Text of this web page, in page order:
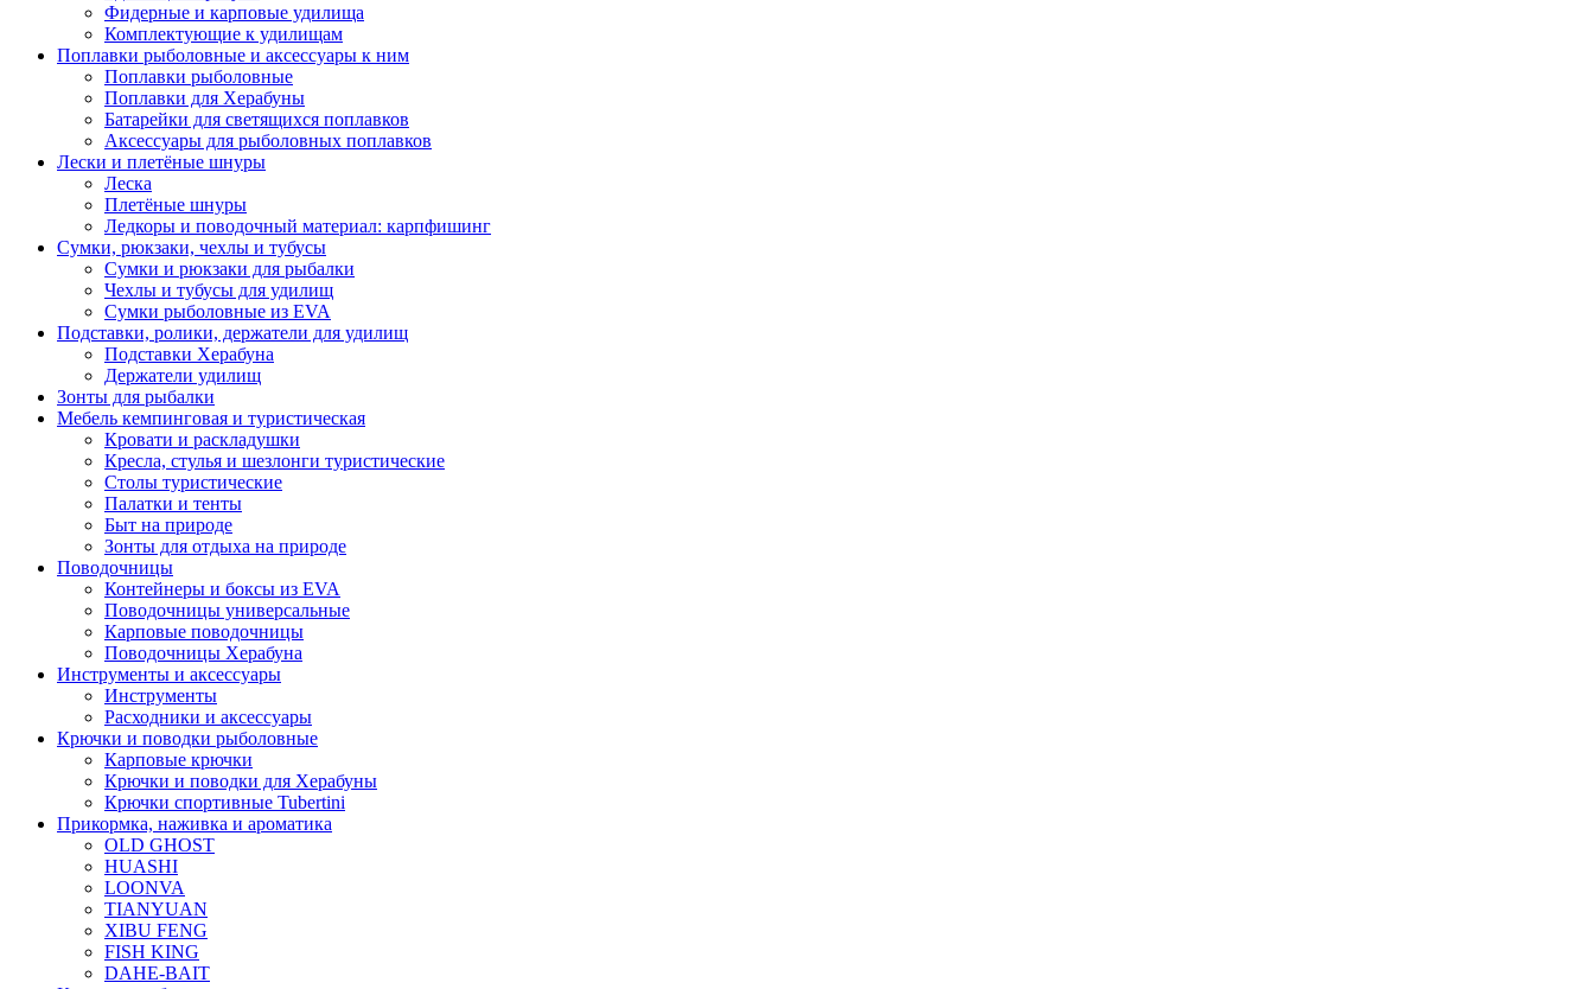
Фидерные и карповые удилища
Комплектующие к удилищам
Поплавки рыболовные и аксессуары к ним
Поплавки рыболовные
Поплавки для Херабуны
Батарейки для светящихся поплавков
Аксессуары для рыболовных поплавков
Лески и плетёные шнуры
Леска
Плетёные шнуры
Ледкоры и поводочный материал: карпфишинг
Сумки, рюкзаки, чехлы и тубусы
Сумки и рюкзаки для рыбалки
Чехлы и тубусы для удилищ
Сумки рыболовные из EVA
Подставки, ролики, держатели для удилищ
Подставки Херабуна
Держатели удилищ
Зонты для рыбалки
Мебель кемпинговая и туристическая
Кровати и раскладушки
Кресла, стулья и шезлонги туристические
Столы туристические
Палатки и тенты
Быт на природе
Зонты для отдыха на природе
Поводочницы
Контейнеры и боксы из EVA
Поводочницы универсальные
Карповые поводочницы
Поводочницы Херабуна
Инструменты и аксессуары
Инструменты
Расходники и аксессуары
Крючки и поводки рыболовные
Карповые крючки
Крючки и поводки для Херабуны
Крючки спортивные Tubertini
Прикормка, наживка и ароматика
OLD GHOST
HUASHI
LOONVA
TIANYUAN
XIBU FENG
FISH KING
DAHE-BAIT